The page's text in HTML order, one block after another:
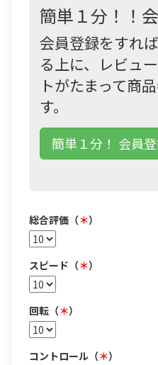
簡単１分！！
会員登録をすれ
る上に、レビュ
トがたまって商
す。
簡単１分！ 会員
総合評価（＊）
スピード（＊）
回転（＊）
コントロール（＊）